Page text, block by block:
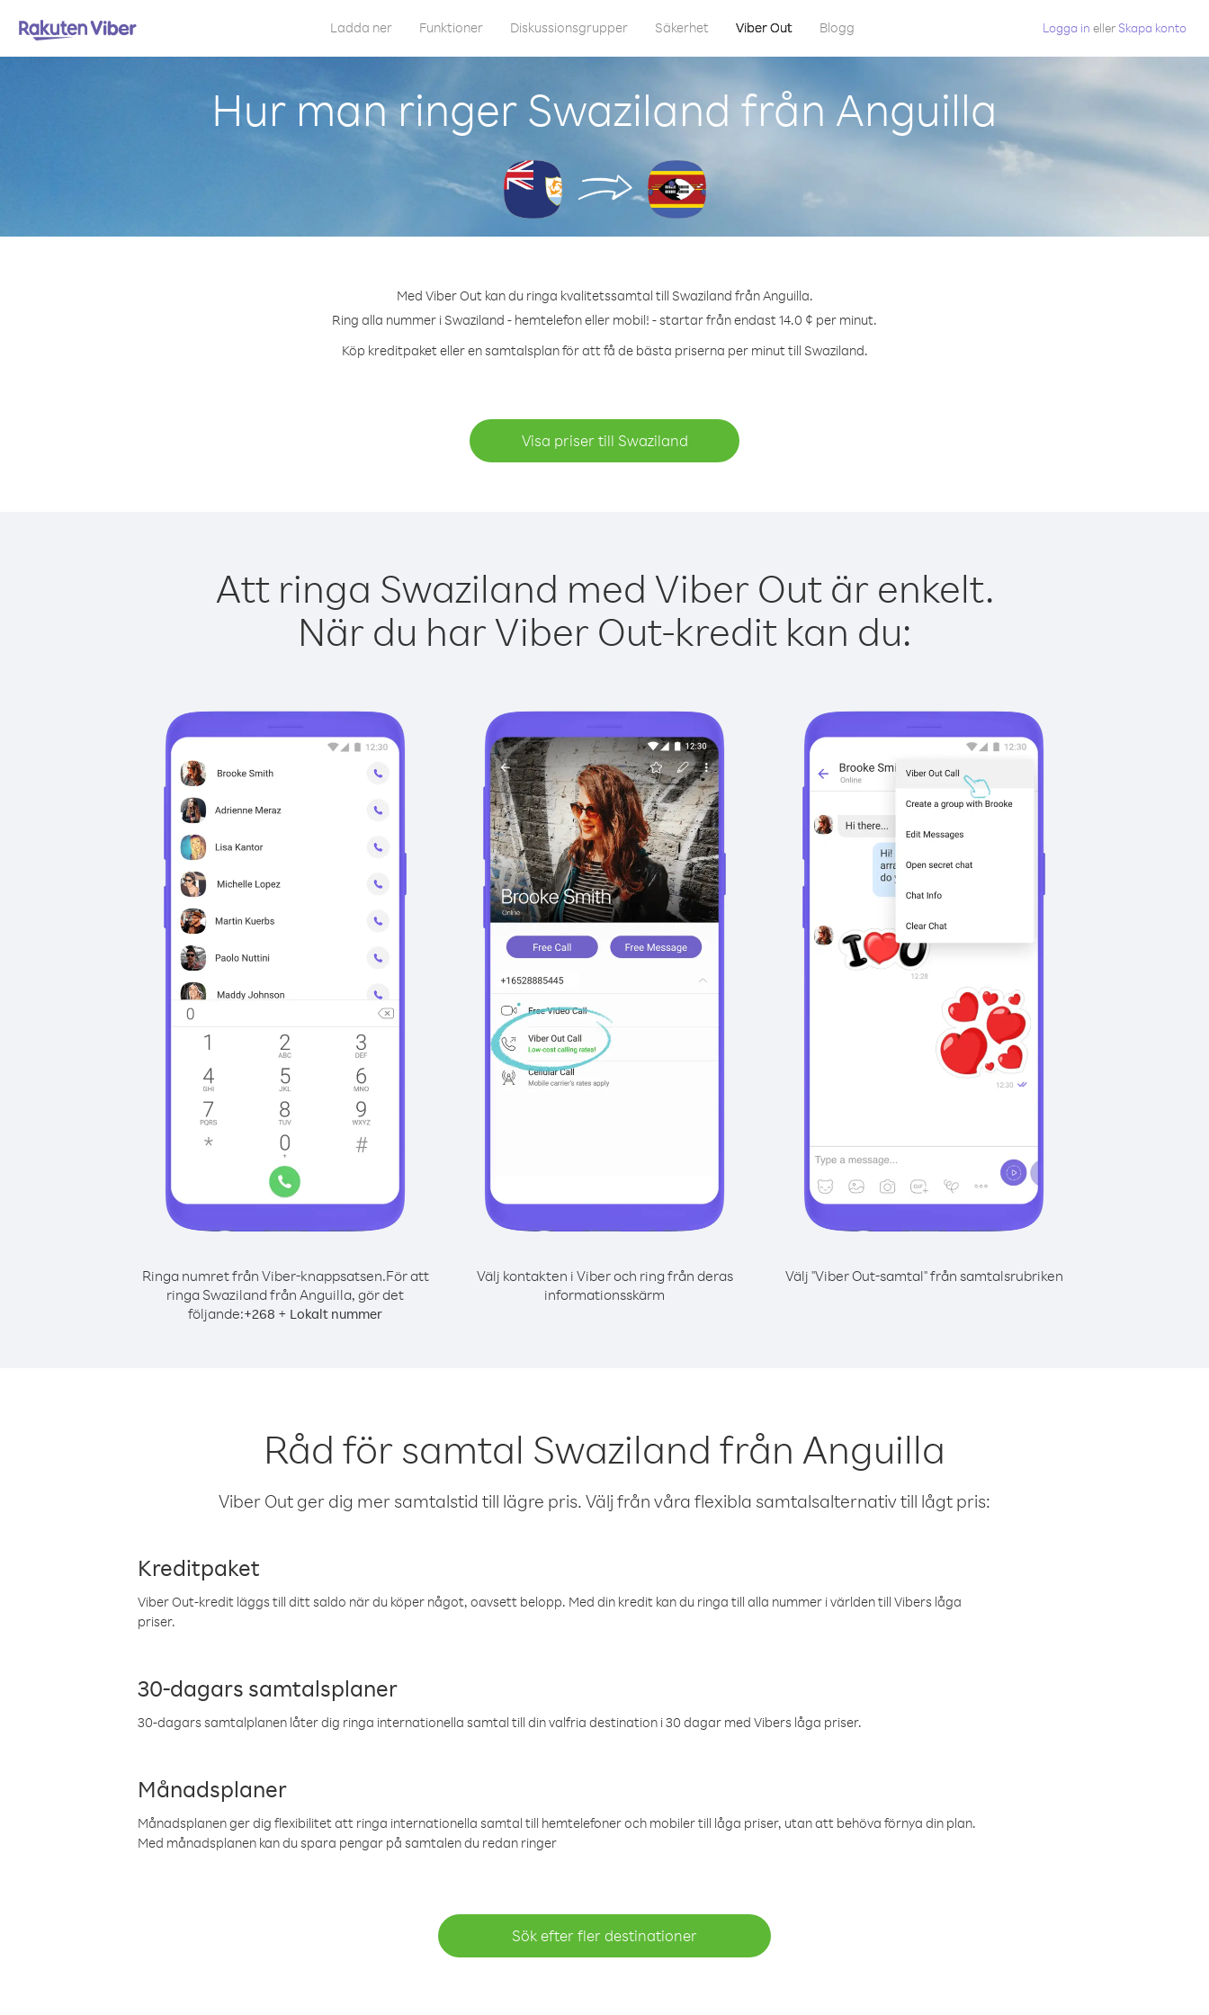
Ladda ner Funktioner Diskussionsgrupper Säkerhet Viber Out Blogg Logga in eller Skapa konto
Hur man ringer Swaziland från Anguilla
Med Viber Out kan du ringa kvalitetssamtal till Swaziland från Anguilla.
Ring alla nummer i Swaziland - hemtelefon eller mobil! - startar från endast 14.0 ¢ per minut.
Köp kreditpaket eller en samtalsplan för att få de bästa priserna per minut till Swaziland.
Visa priser till Swaziland
Att ringa Swaziland med Viber Out är enkelt.
När du har Viber Out-kredit kan du:
Ringa numret från Viber-knappsatsen.För att
ringa Swaziland från Anguilla, gör det
följande:+268 + Lokalt nummer
Välj kontakten i Viber och ring från deras
informationsskärm
Välj "Viber Out-samtal" från samtalsrubriken
Råd för samtal Swaziland från Anguilla
Viber Out ger dig mer samtalstid till lägre pris. Välj från våra flexibla samtalsalternativ till lågt pris:
Kreditpaket
Viber Out-kredit läggs till ditt saldo när du köper något, oavsett belopp. Med din kredit kan du ringa till alla nummer i världen till Vibers låga
priser.
30-dagars samtalsplaner
30-dagars samtalplanen låter dig ringa internationella samtal till din valfria destination i 30 dagar med Vibers låga priser.
Månadsplaner
Månadsplanen ger dig flexibilitet att ringa internationella samtal till hemtelefoner och mobiler till låga priser, utan att behöva förnya din plan.
Med månadsplanen kan du spara pengar på samtalen du redan ringer
Sök efter fler destinationer